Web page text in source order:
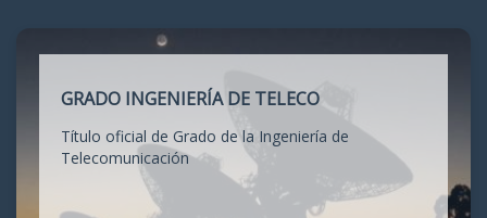
GRADO INGENIERÍA DE TELECO
Título oficial de Grado de la Ingeniería de
Telecomunicación